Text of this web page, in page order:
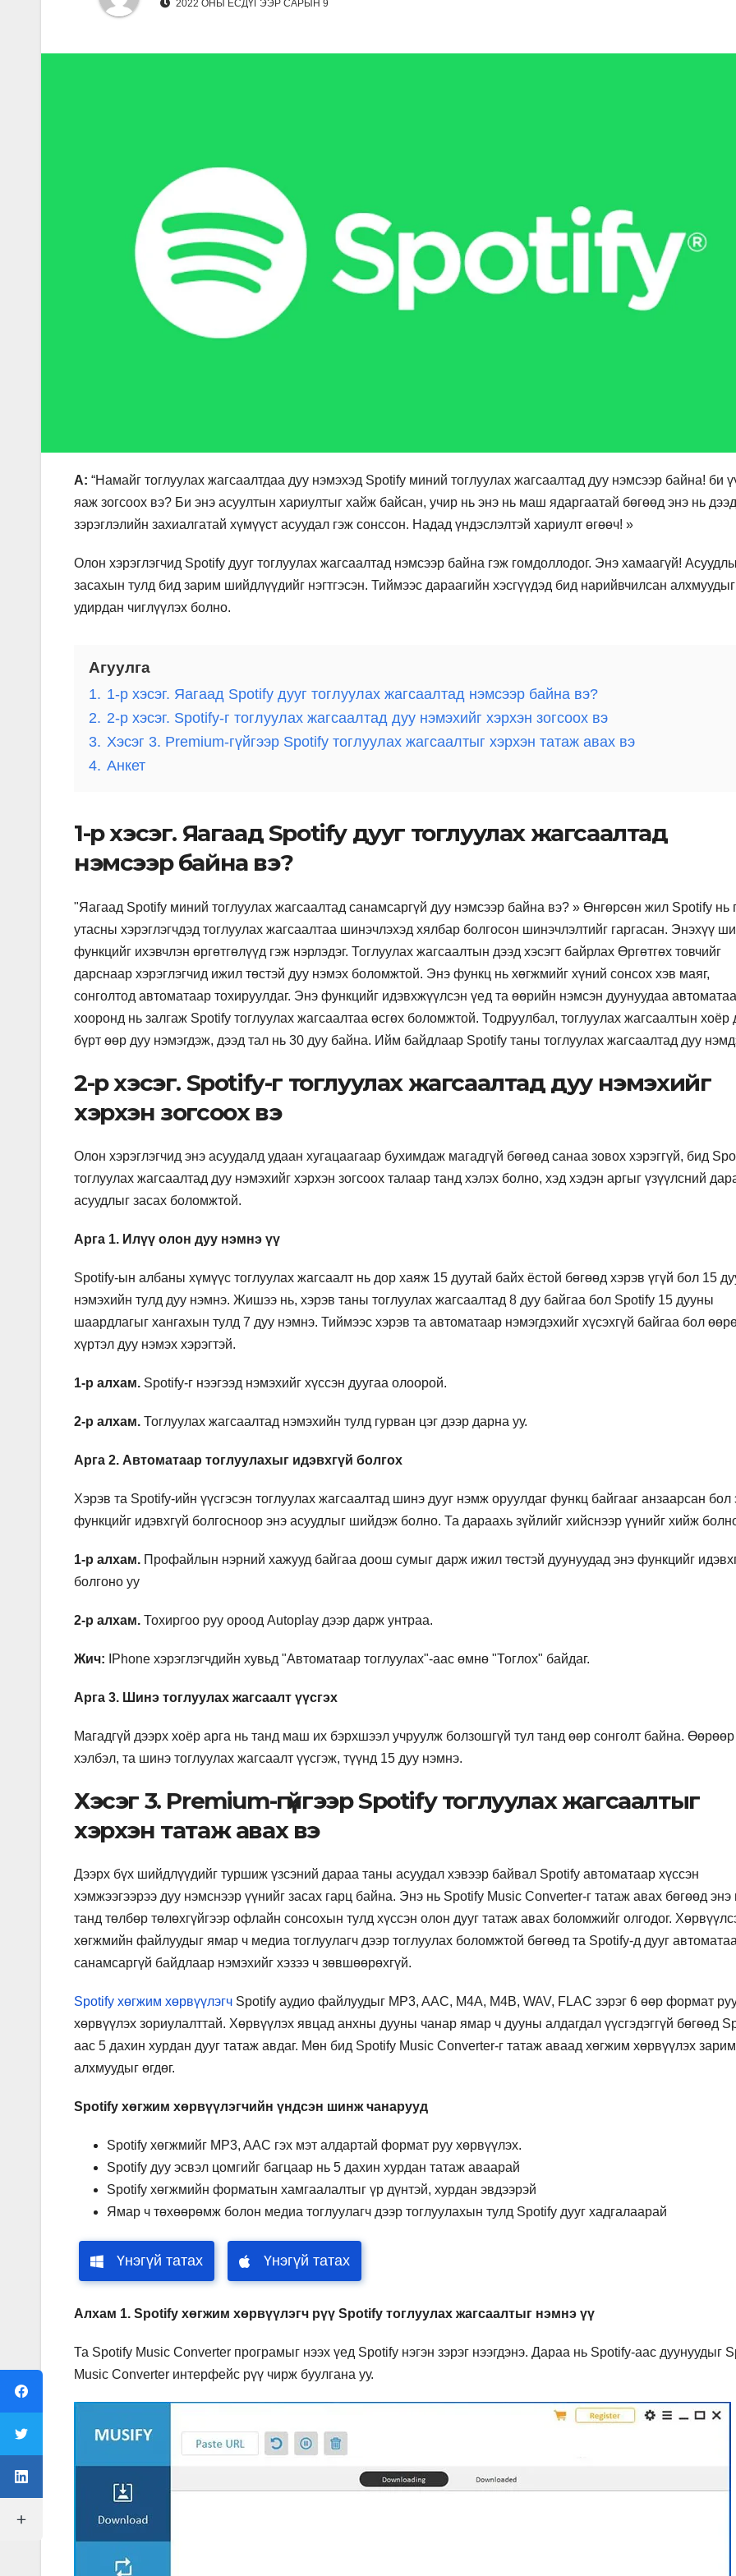
2022 ОНЫ ЕСДҮГЭЭР САРЫН 9
А: “Намайг тоглуулах жагсаалтдаа дуу нэмэхэд Spotify миний тоглуулах жагсаалтад дуу нэмсээр байна! би
яаж зогсоох вэ? Би энэ асуултын хариултыг хайж байсан, учир нь энэ нь маш ядаргаатай бөгөөд энэ нь дээд
зэрэглэлийн захиалгатай хүмүүст асуудал гэж сонссон. Надад үндэслэлтэй хариулт өгөөч! »
Олон хэрэглэгчид Spotify дууг тоглуулах жагсаалтад нэмсээр байна гэж гомдоллодог. Энэ хамаагүй!
засахын тулд бид зарим шийдлүүдийг нэгтгэсэн. Тиймээс дараагийн хэсгүүдэд бид нарийвчилсан алхмуудыг
удирдан чиглүүлэх болно.
Агуулга
1. 1-р хэсэг. Яагаад Spotify дууг тоглуулах жагсаалтад нэмсээр байна вэ?
2. 2-р хэсэг. Spotify-г тоглуулах жагсаалтад дуу нэмэхийг хэрхэн зогсоох вэ
3. Хэсэг 3. Premium-гүйгээр Spotify тоглуулах жагсаалтыг хэрхэн татаж авах вэ
4. Анкет
1-р хэсэг. Яагаад Spotify дууг тоглуулах жагсаалтад
нэмсээр байна вэ?
"Яагаад Spotify миний тоглуулах жагсаалтад санамсаргүй дуу нэмсээр байна вэ? » Өнгөрсөн жил Spotify нь
утасны хэрэглэгчдэд тоглуулах жагсаалтаа шинэчлэхэд хялбар болгосон шинэчлэлтийг гаргасан. Энэхүү
функцийг ихэвчлэн өргөтгөлүүд гэж нэрлэдэг. Тоглуулах жагсаалтын дээд хэсэгт байрлах Өргөтгөх товчийг
дарснаар хэрэглэгчид ижил төстэй дуу нэмэх боломжтой. Энэ функц нь хөгжмийг хүний ​​сонсох хэв маяг,
сонголтод автоматаар тохируулдаг. Энэ функцийг идэвхжүүлсэн үед та өөрийн нэмсэн дуунуудаа
хооронд нь залгаж Spotify тоглуулах жагсаалтаа өсгөх боломжтой. Тодруулбал, тоглуулах жагсаалтын хоёр
бүрт өөр дуу нэмэгдэж, дээд тал нь 30 дуу байна. Ийм байдлаар Spotify таны тоглуулах жагсаалтад дуу
2-р хэсэг. Spotify-г тоглуулах жагсаалтад дуу нэмэхийг
хэрхэн зогсоох вэ
Олон хэрэглэгчид энэ асуудалд удаан хугацаагаар бухимдаж магадгүй бөгөөд санаа зовох хэрэггүй, бид
тоглуулах жагсаалтад дуу нэмэхийг хэрхэн зогсоох талаар танд хэлэх болно, хэд хэдэн аргыг үзүүлсний
асуудлыг засах боломжтой.
Арга 1. Илүү олон дуу нэмнэ үү
Spotify-ын албаны хүмүүс тоглуулах жагсаалт нь дор хаяж 15 дуутай байх ёстой бөгөөд хэрэв үгүй ​​бол 15
нэмэхийн тулд дуу нэмнэ. Жишээ нь, хэрэв таны тоглуулах жагсаалтад 8 дуу байгаа бол Spotify 15 дууны
шаардлагыг хангахын тулд 7 дуу нэмнэ. Тиймээс хэрэв та автоматаар нэмэгдэхийг хүсэхгүй байгаа бол
хүртэл дуу нэмэх хэрэгтэй.
1-р алхам. Spotify-г нээгээд нэмэхийг хүссэн дуугаа олоорой.
2-р алхам. Тоглуулах жагсаалтад нэмэхийн тулд гурван цэг дээр дарна уу.
Арга 2. Автоматаар тоглуулахыг идэвхгүй болгох
Хэрэв та Spotify-ийн үүсгэсэн тоглуулах жагсаалтад шинэ дууг нэмж оруулдаг функц байгааг анзаарсан бол
функцийг идэвхгүй болгосноор энэ асуудлыг шийдэж болно. Та дараахь зүйлийг хийснээр үүнийг хийж
1-р алхам. Профайлын нэрний хажууд байгаа доош сумыг дарж ижил төстэй дуунуудад энэ функцийг
болгоно уу
2-р алхам. Тохиргоо руу ороод Autoplay дээр дарж унтраа.
Жич: IPhone хэрэглэгчдийн хувьд "Автоматаар тоглуулах"-аас өмнө "Тоглох" байдаг.
Арга 3. Шинэ тоглуулах жагсаалт үүсгэх
Магадгүй дээрх хоёр арга нь танд маш их бэрхшээл учруулж болзошгүй тул танд өөр сонголт байна. Өөрөөр
хэлбэл, та шинэ тоглуулах жагсаалт үүсгэж, түүнд 15 дуу нэмнэ.
Хэсэг 3. Premium-гүйгээр Spotify тоглуулах жагсаалтыг
хэрхэн татаж авах вэ
Дээрх бүх шийдлүүдийг туршиж үзсэний дараа таны асуудал хэвээр байвал Spotify автоматаар хүссэн
хэмжээгээрээ дуу нэмснээр үүнийг засах гарц байна. Энэ нь Spotify Music Converter-г татаж авах бөгөөд энэ
танд төлбөр төлөхгүйгээр офлайн сонсохын тулд хүссэн олон дууг татаж авах боломжийг олгодог.
хөгжмийн файлуудыг ямар ч медиа тоглуулагч дээр тоглуулах боломжтой бөгөөд та Spotify-д дууг
санамсаргүй байдлаар нэмэхийг хэзээ ч зөвшөөрөхгүй.
Spotify хөгжим хөрвүүлэгч Spotify аудио файлуудыг MP3, AAC, M4A, M4B, WAV, FLAC зэрэг 6 өөр формат
хөрвүүлэх зориулалттай. Хөрвүүлэх явцад анхны дууны чанар ямар ч дууны алдагдал үүсгэдэггүй бөгөөд
аас 5 дахин хурдан дууг татаж авдаг. Мөн бид Spotify Music Converter-г татаж аваад хөгжим хөрвүүлэх зарим
алхмуудыг өгдөг.
Spotify хөгжим хөрвүүлэгчийн үндсэн шинж чанарууд
Spotify хөгжмийг MP3, AAC гэх мэт алдартай формат руу хөрвүүлэх.
Spotify дуу эсвэл цомгийг багцаар нь 5 дахин хурдан татаж аваарай
Spotify хөгжмийн форматын хамгаалалтыг үр дүнтэй, хурдан эвдээрэй
Ямар ч төхөөрөмж болон медиа тоглуулагч дээр тоглуулахын тулд Spotify дууг хадгалаарай
Үнэгүй татах Үнэгүй татах
Алхам 1. Spotify хөгжим хөрвүүлэгч рүү Spotify тоглуулах жагсаалтыг нэмнэ үү
Та Spotify Music Converter програмыг нээх үед Spotify нэгэн зэрэг нээгдэнэ. Дараа нь Spotify-аас дуунуудыг
Music Converter интерфейс рүү чирж буулгана уу.